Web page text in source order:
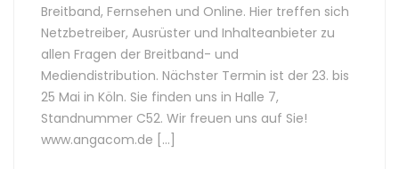
Breitband, Fernsehen und Online. Hier treffen sich
Netzbetreiber, Ausrüster und Inhalteanbieter zu
allen Fragen der Breitband- und
Mediendistribution. Nächster Termin ist der 23. bis
25 Mai in Köln. Sie finden uns in Halle 7,
Standnummer C52. Wir freuen uns auf Sie!
www.angacom.de […]